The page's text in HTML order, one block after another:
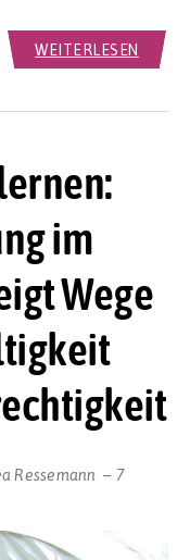
WEITERLESEN
im
Wege
Ressemann
7